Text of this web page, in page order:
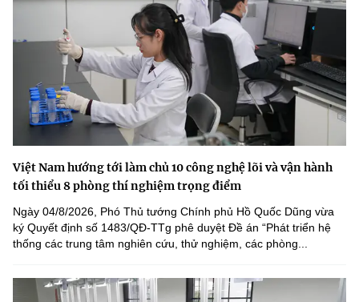
Việt Nam hướng tới làm chủ 10 công nghệ lõi và vận hành
tối thiểu 8 phòng thí nghiệm trọng điểm
Ngày 04/8/2026, Phó Thủ tướng Chính phủ Hồ Quốc Dũng vừa
ký Quyết định số 1483/QĐ-TTg phê duyệt Đề án “Phát triển hệ
thống các trung tâm nghiên cứu, thử nghiệm, các phòng...